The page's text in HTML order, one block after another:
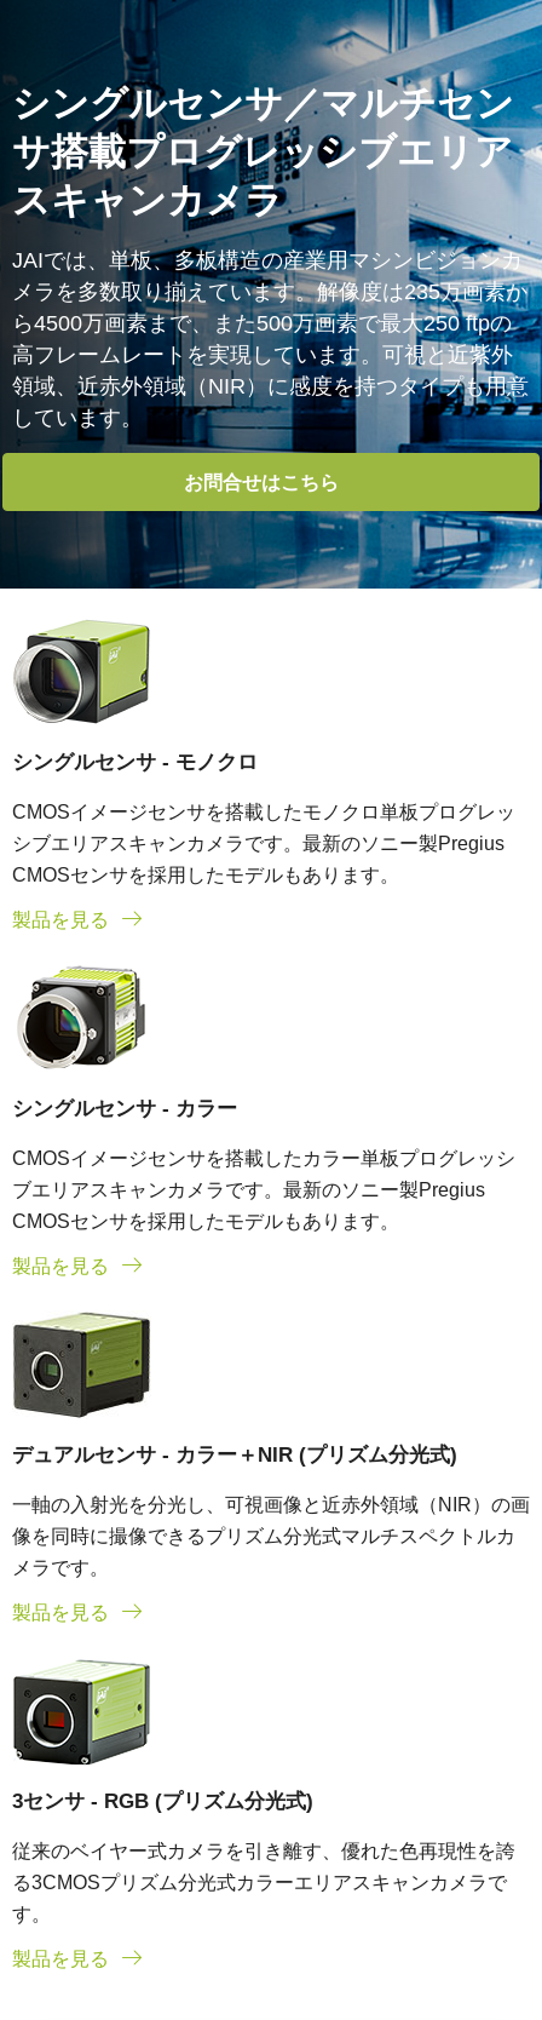
エリアスキャンカメラ
シングルセンサ／マルチセン
サ搭載プログレッシブエリア
スキャンカメラ
JAIでは、単板、多板構造の産業用マシンビジョンカ
メラを多数取り揃えています。解像度は235万画素か
ら4500万画素まで、また500万画素で最大250 ftpの
高フレームレートを実現しています。可視と近紫外
領域、近赤外領域（NIR）に感度を持つタイプも用意
しています。
お問合せはこちら
シングルセンサ - モノクロ
CMOSイメージセンサを搭載したモノクロ単板プログレッ
シブエリアスキャンカメラです。最新のソニー製Pregius
CMOSセンサを採用したモデルもあります。
製品を見る
シングルセンサ - カラー
CMOSイメージセンサを搭載したカラー単板プログレッシ
ブエリアスキャンカメラです。最新のソニー製Pregius
CMOSセンサを採用したモデルもあります。
製品を見る
デュアルセンサ - カラー＋NIR (プリズム分光式)
一軸の入射光を分光し、可視画像と近赤外領域（NIR）の画
像を同時に撮像できるプリズム分光式マルチスペクトルカ
メラです。
製品を見る
3センサ - RGB (プリズム分光式)
従来のベイヤー式カメラを引き離す、優れた色再現性を誇
る3CMOSプリズム分光式カラーエリアスキャンカメラで
す。
製品を見る